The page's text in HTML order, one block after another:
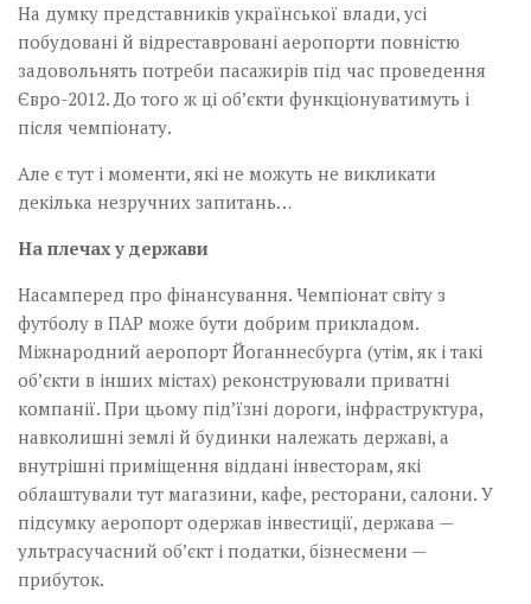
На думку представників української влади, усі
побудовані й відреставровані аеропорти повністю
задовольнять потреби пасажирів під час проведення
Євро-2012. До того ж ці об’єкти функціонуватимуть і
після чемпіонату.
Але є тут і моменти, які не можуть не викликати
декілька незручних запитань…
На плечах у держави
Насамперед про фінансування. Чемпіонат світу з
футболу в ПАР може бути добрим прикладом.
Міжнародний аеропорт Йоганнесбурга (утім, як і такі
об’єкти в інших містах) реконструювали приватні
компанії. При цьому під’їзні дороги, інфраструктура,
навколишні землі й будинки належать державі, а
внутрішні приміщення віддані інвесторам, які
облаштували тут магазини, кафе, ресторани, салони. У
підсумку аеропорт одержав інвестиції, держава —
ультрасучасний об’єкт і податки, бізнесмени —
прибуток.